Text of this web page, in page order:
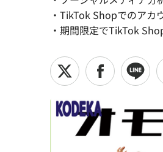
・TikTok Shopでのアカ
・期間限定でTikTok